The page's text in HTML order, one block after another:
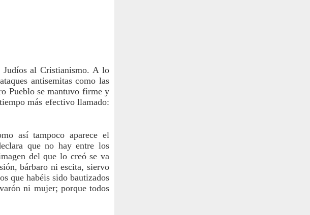
Judíos al Cristianismo. A lo
antisemitas como las
Pueblo se mantuvo firme y
más efectivo llamado:
así tampoco aparece el
que no hay entre los
del que lo creó se va
bárbaro ni escita, siervo
que habéis sido bautizados
ni mujer; porque todos